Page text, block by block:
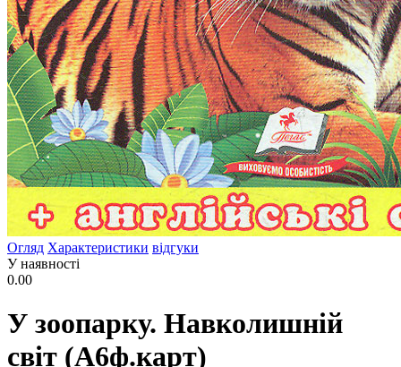
Огляд Характеристики відгуки
У наявності
0.00
У зоопарку. Навколишній
світ (А6ф.карт)